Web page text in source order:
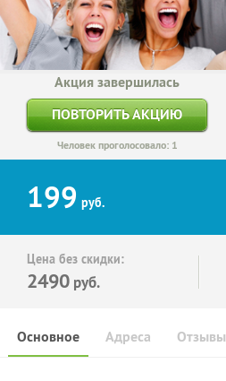
Акция завершилась
ПОВТОРИТЬ АКЦИЮ
Человек проголосовало: 1
199 руб.
Цена без скидки:
2490 руб.
Основное Отзывы
Адреса